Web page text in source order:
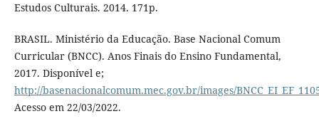
Estudos Culturais. 2014. 171p.
BRASIL. Ministério da Educação. Base Nacional Comum
Curricular (BNCC). Anos Finais do Ensino Fundamental,
2017. Disponível e;
http://basenacionalcomum.mec.gov.br/images/
Acesso em 22/03/2022.